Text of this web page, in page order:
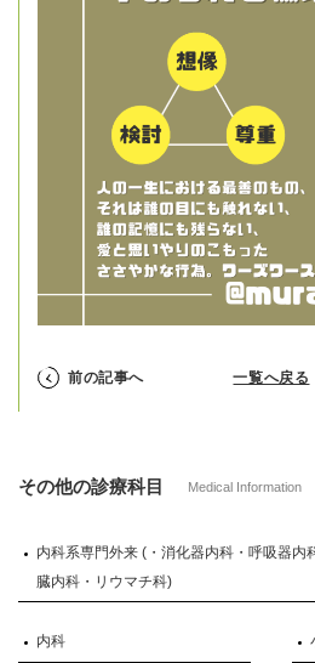
前の記事へ 一覧へ戻る
その他の診療科目 Medical Information
内科系専門外来 (・消化器内科・呼吸器内
臓内科・リウマチ科)
内科